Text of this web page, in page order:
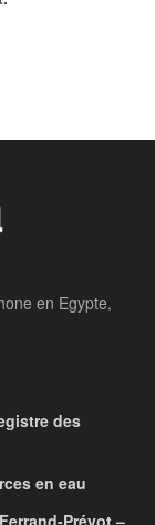
en Egypte,
des
en eau
Prévot –